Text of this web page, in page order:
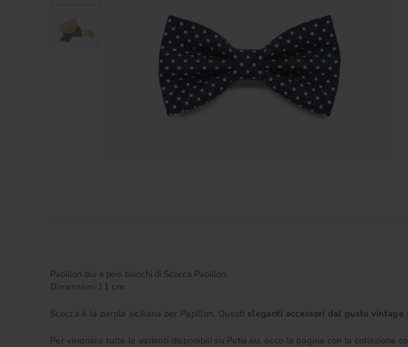
Papillon blu a pois bianchi di Scocca Papillon.
Dimensioni 11 cm
Scocca è la parola siciliana per Papillon. Questi eleganti accessori dal gusto vintage
Per visionare tutte le varianti disponibili su Putia.eu, ecco la pagina con la collezione